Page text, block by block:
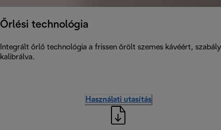
Őrlési technológia
Integrált őrlő technológia a frissen őrölt szemes kávéért,
kalibrálva.
Használati utasítás